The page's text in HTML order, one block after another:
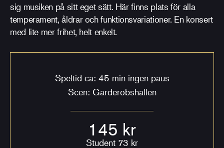
sig musiken på sitt eget sätt. Här finns plats för alla
temperament, åldrar och funktionsvariationer. En konsert
med lite mer frihet, helt enkelt.
Speltid ca: 45 min ingen paus
Scen: Garderobshallen
145 kr
Student 73 kr